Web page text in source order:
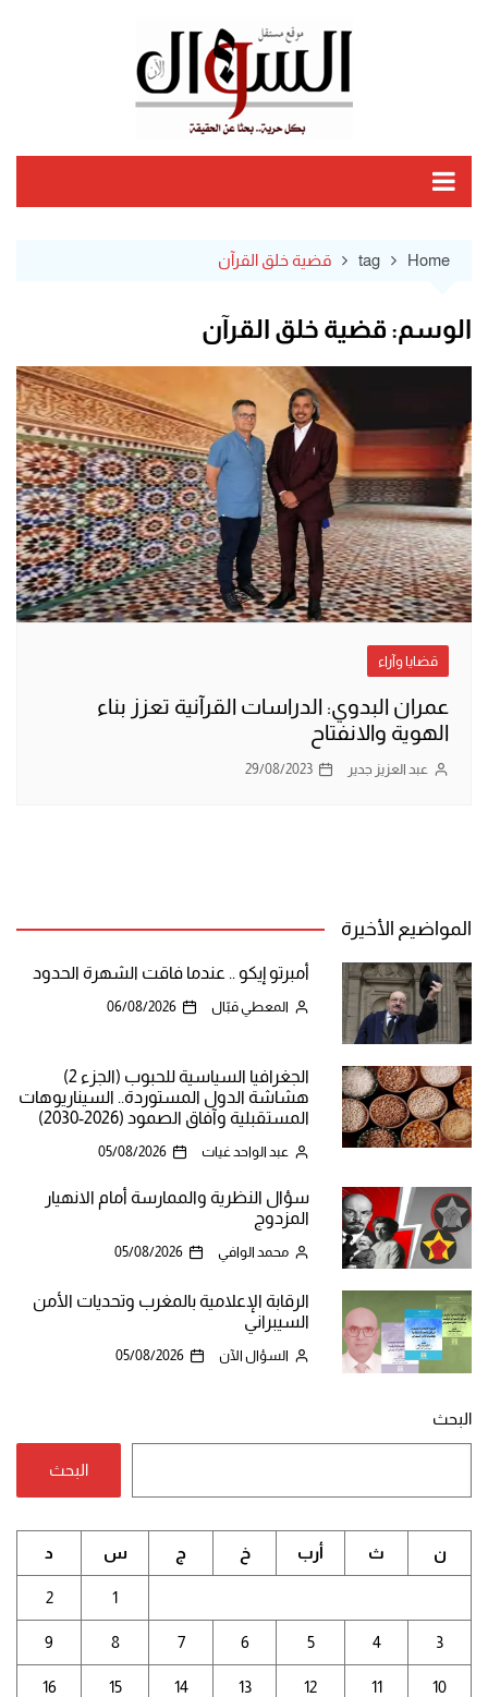
Home
tag قضية خلق القرآن
الوسم: قضية خلق القرآن
قضايا وآراء
عمران البدوي: الدراسات القرآنية تعزز بناء
الهوية والانفتاح
عبد العزيز جدير 29/08/2023
المواضيع الأخيرة
أمبرتو إيكو .. عندما فاقت الشهرة الحدود
المعطي قبّال 06/08/2026
الجغرافيا السياسية للحبوب (الجزء 2)
هشاشة الدول المستوردة.. السيناريوهات
المستقبلية وآفاق الصمود (2026-2030)
عبد الواحد غيات 05/08/2026
سؤال النظرية والممارسة أمام الانهيار
المزدوج
محمد الوافي 05/08/2026
الرقابة الإعلامية بالمغرب وتحديات الأمن
السيبراني
السؤال الآن 05/08/2026
البحث
البحث
ن ث أرب خ ج س د
1
2
3
4
5
6
7
8
9
10
11
12
13
14
15
16